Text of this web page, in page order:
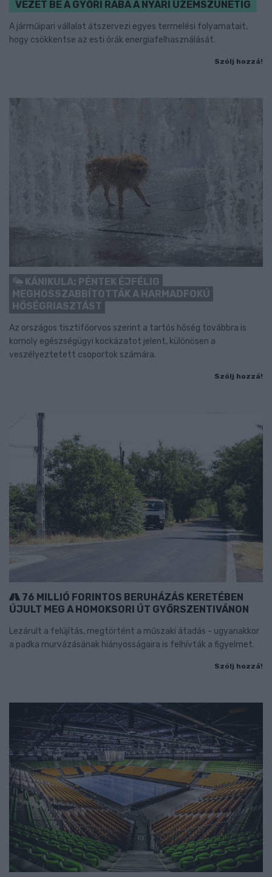
VEZET BE A GYŐRI RÁBA A NYÁRI ÜZEMSZÜNETIG
A járműipari vállalat átszervezi egyes termelési folyamatait,
hogy csökkentse az esti órák energiafelhasználását.
Szólj hozzá!
KÁNIKULA: PÉNTEK ÉJFÉLIG
MEGHOSSZABBÍTOTTÁK A HARMADFOKÚ
HŐSÉGRIASZTÁST
Az országos tisztifőorvos szerint a tartós hőség továbbra is
komoly egészségügyi kockázatot jelent, különösen a
veszélyeztetett csoportok számára.
Szólj hozzá!
76 MILLIÓ FORINTOS BERUHÁZÁS KERETÉBEN
ÚJULT MEG A HOMOKSORI ÚT GYŐRSZENTIVÁNON
Lezárult a felújítás, megtörtént a műszaki átadás - ugyanakkor
a padka murvázásának hiányosságaira is felhívták a figyelmet.
Szólj hozzá!